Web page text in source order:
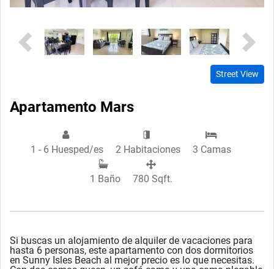
Previous Next
Street View
Apartamento Mars
1 - 6 Huesped/es 2 Habitaciones 3 Camas
1 Baño 780 Sqft.
Si buscas un alojamiento de alquiler de vacaciones para
hasta 6 personas, este apartamento con dos dormitorios
en Sunny Isles Beach al mejor precio es lo que necesitas.